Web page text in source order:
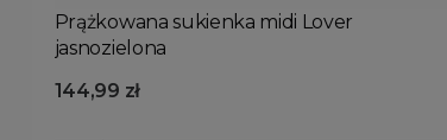
Prążkowana sukienka midi Lover
jasnozielona
144,99 zł